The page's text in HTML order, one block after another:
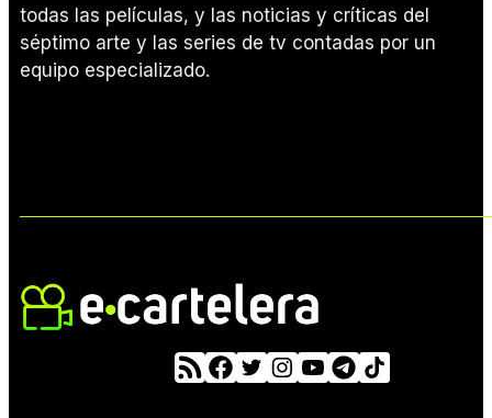
todas las películas, y las noticias y críticas del
séptimo arte y las series de tv contadas por un
equipo especializado.